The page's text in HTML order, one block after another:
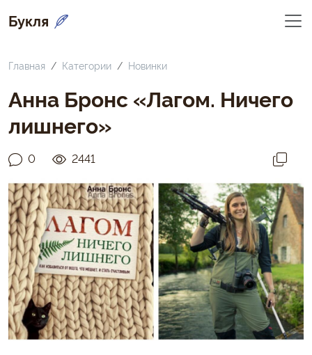
Букля
Главная Категории Новинки
Анна Бронс «Лагом. Ничего
лишнего»
0 2441